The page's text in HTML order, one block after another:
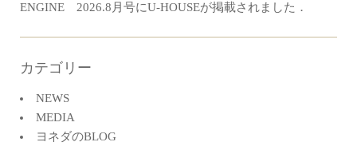
ENGINE 2026.8月号にU-HOUSEが掲載されました．
カテゴリー
NEWS
MEDIA
ヨネダのBLOG